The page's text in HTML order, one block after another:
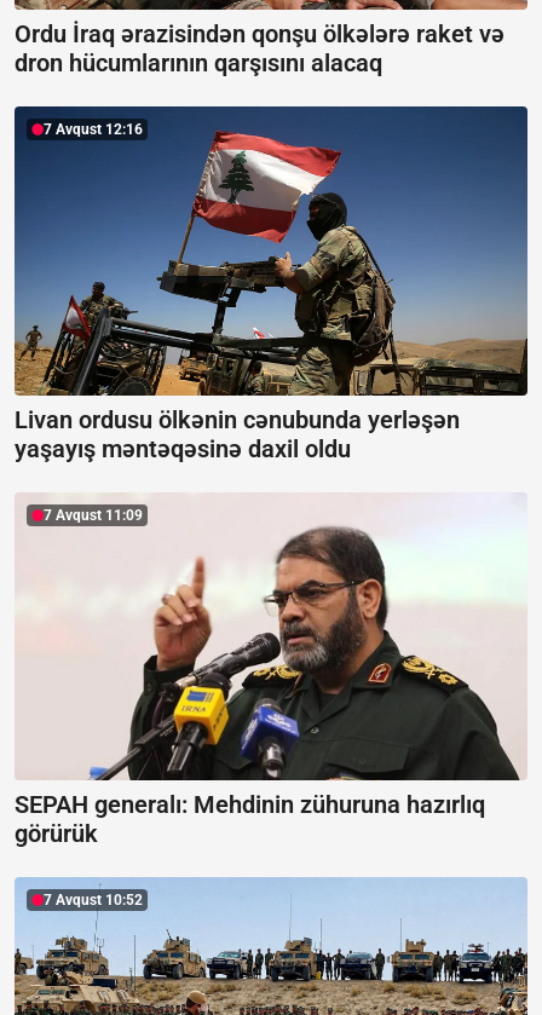
Ordu İraq ərazisindən qonşu ölkələrə raket və
dron hücumlarının qarşısını alacaq
7 Avqust 12:16
Livan ordusu ölkənin cənubunda yerləşən
yaşayış məntəqəsinə daxil oldu
7 Avqust 11:09
SEPAH generalı: Mehdinin zühuruna hazırlıq
görürük
7 Avqust 10:52